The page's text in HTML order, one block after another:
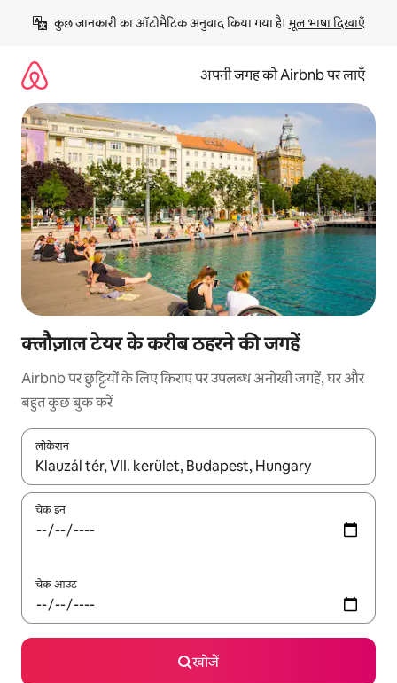
छोड़कर
कॉन्टेंट
कुछ जानकारी का ऑटोमैटिक अनुवाद किया गया है। मूल भाषा दिखाएँ
अपनी जगह को Airbnb पर लाएँ
क्लौज़ाल टेयर के करीब ठहरने की जगहें
Airbnb पर छुट्टियों के लिए किराए पर उपलब्ध अनोखी जगहें, घर और
बहुत कुछ बुक करें
लोकेशन
नतीजों के उपलब्ध होने पर, अप और डाउन 'ऐरो की' का इस्तेमाल करके नेविगेट
चेक इन
चेक आउट
खोजें